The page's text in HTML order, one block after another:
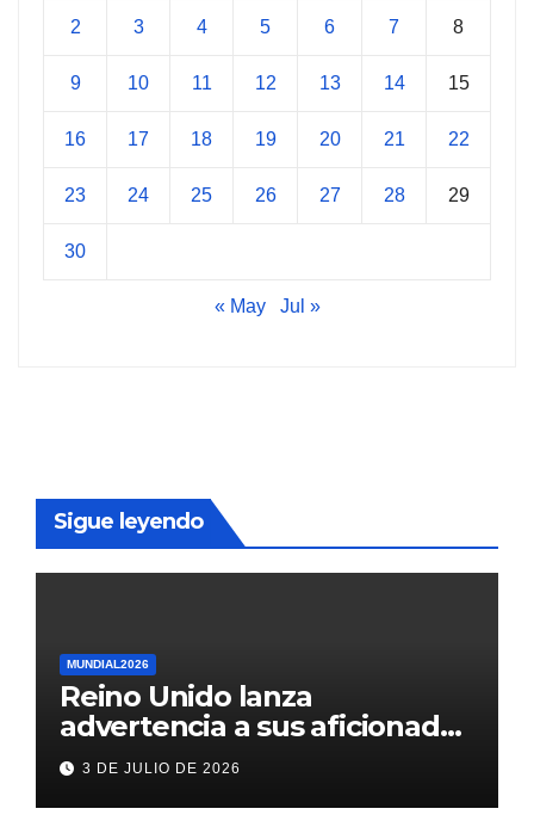
2 3 4 5 6 7 8
9 10 11 12 13 14 15
16 17 18 19 20 21 22
23 24 25 26 27 28 29
30
« May Jul »
Sigue leyendo
MUNDIAL2026
Reino Unido lanza
advertencia a sus aficionados
antes del México vs
Inglaterra en el Mundial 2026
3 DE JULIO DE 2026